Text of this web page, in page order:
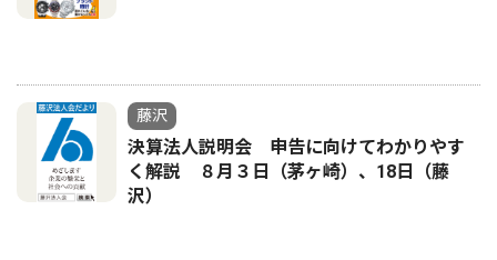
藤沢
決算法人説明会 申告に向けてわかりやす
く解説 ８月３日（茅ヶ崎）、18日（藤
沢）